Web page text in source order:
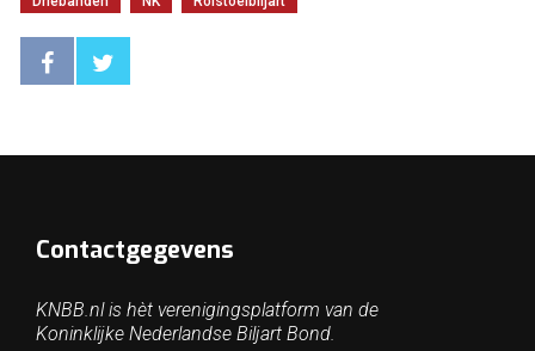
Contactgegevens
KNBB.nl is hèt verenigingsplatform van de
Koninklijke Nederlandse Biljart Bond.